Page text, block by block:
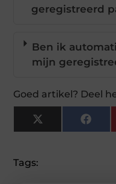
geregistreerd
Ben ik
mijn
Goed artikel? Deel
X
(Twitter)
Tags: